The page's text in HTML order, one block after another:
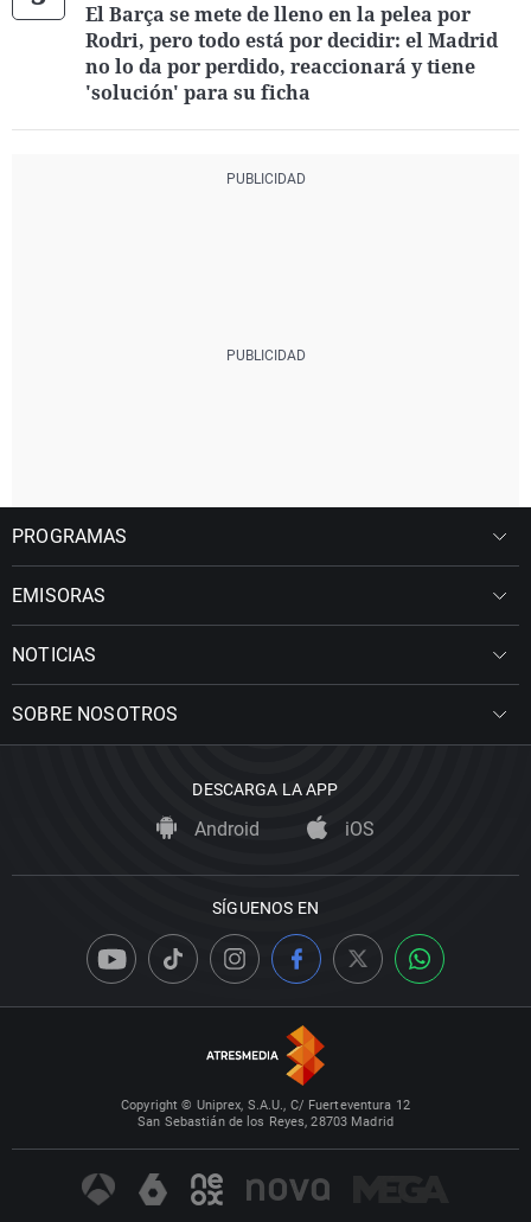
El Barça se mete de lleno en la pelea por
Rodri, pero todo está por decidir: el Madrid
no lo da por perdido, reaccionará y tiene
'solución' para su ficha
PROGRAMAS
EMISORAS
NOTICIAS
SOBRE NOSOTROS
DESCARGA LA APP
Android iOS
SÍGUENOS EN
Copyright © Uniprex, S.A.U., C/ Fuerteventura 12
San Sebastián de los Reyes, 28703 Madrid